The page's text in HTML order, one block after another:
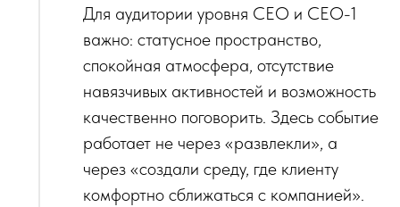
Для аудитории уровня CEO и CEO-1
важно: статусное пространство,
спокойная атмосфера, отсутствие
навязчивых активностей и возможность
качественно поговорить. Здесь событие
работает не через «развлекли», а
через «создали среду, где клиенту
комфортно сближаться с компанией».